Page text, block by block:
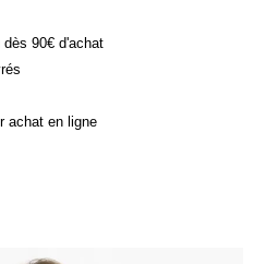
90€ d'achat
achat en ligne